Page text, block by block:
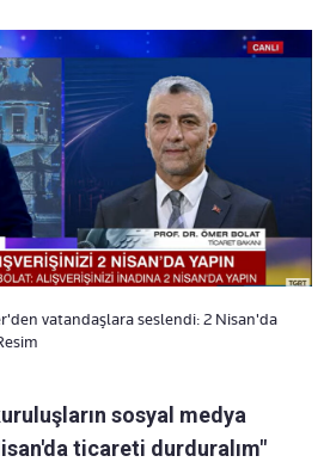
vatandaşlara seslendi: 2 Nisan'da
sosyal medya
ticareti durduralım"